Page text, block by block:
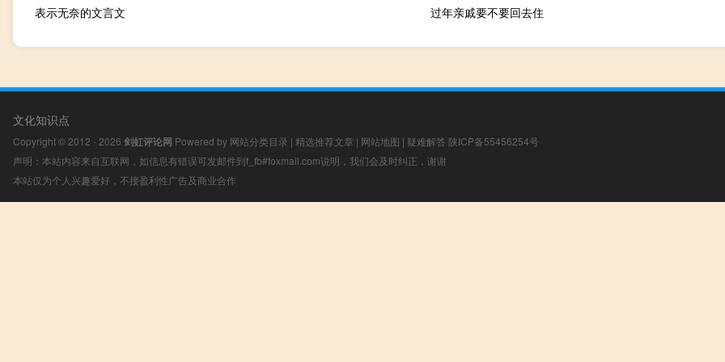
表示无奈的文言文 过年亲戚要不要回去住
文化知识点
Copyright © 2012 - 2026 剑虹评论网 Powered by 网站分类目录 | 精选推荐文章 | 网站地图 | 疑难解答 陕ICP备55456254号
声明：本站内容来自互联网，如信息有错误可发邮件到f_fb#foxmail.com说明，我们会及时纠正，谢谢
本站仅为个人兴趣爱好，不接盈利性广告及商业合作